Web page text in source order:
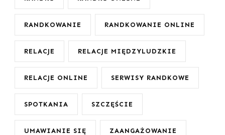
RANDKOWANIE RANDKOWANIE ONLINE
RELACJE RELACJE MIĘDZYLUDZKIE
RELACJE ONLINE SERWISY RANDKOWE
SPOTKANIA SZCZĘŚCIE
UMAWIANIE SIĘ ZAANGAŻOWANIE